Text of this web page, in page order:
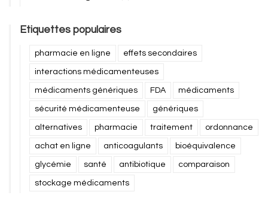
Etiquettes populaires
pharmacie en ligne effets secondaires
interactions médicamenteuses
médicaments génériques FDA médicaments
sécurité médicamenteuse génériques
alternatives pharmacie traitement ordonnance
achat en ligne anticoagulants bioéquivalence
glycémie santé antibiotique comparaison
stockage médicaments